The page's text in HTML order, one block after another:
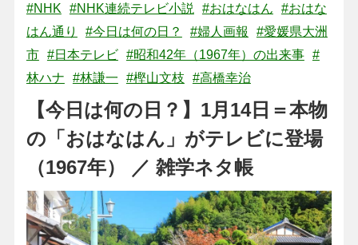
#NHK #NHK連続テレビ小説 #おはなはん
#おはな
はん通り
#今日は何の日？ #婦人画報
#愛媛県大洲
市 #日本テレビ #昭和42年（1967年）の出来事 #
林ハナ
#林謙一 #樫山文枝 #高橋幸治
【今日は何の日？】1月14日＝本物
の「おはなはん」がテレビに登場
（1967年） ／ 雑学ネタ帳